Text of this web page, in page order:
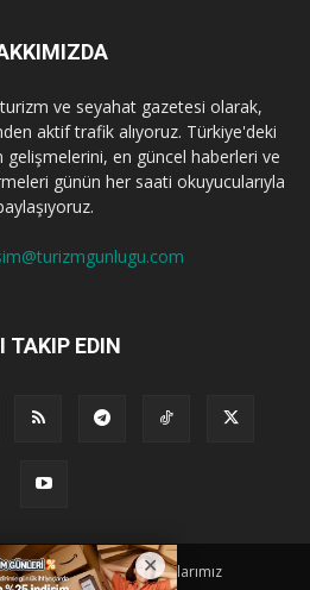
ve seyahat gazetesi olarak,
aktif trafik alıyoruz. Türkiye'deki
en güncel haberleri ve
günün her saati okuyucularıyla
TAKIP EDIN
Iletişim
Yazarlarımız